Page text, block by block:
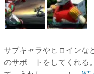
サブキャラやヒロインな
のサポートをしてくれる